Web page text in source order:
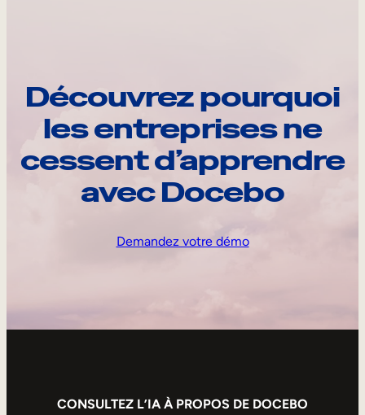
Découvrez pourquoi
les entreprises ne
cessent d’apprendre
avec Docebo
Demandez votre démo
CONSULTEZ L’IA À PROPOS DE DOCEBO